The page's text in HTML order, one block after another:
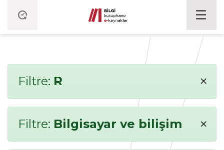
Filtre: R ×
Filtre: Bilgisayar ve bilişim ×